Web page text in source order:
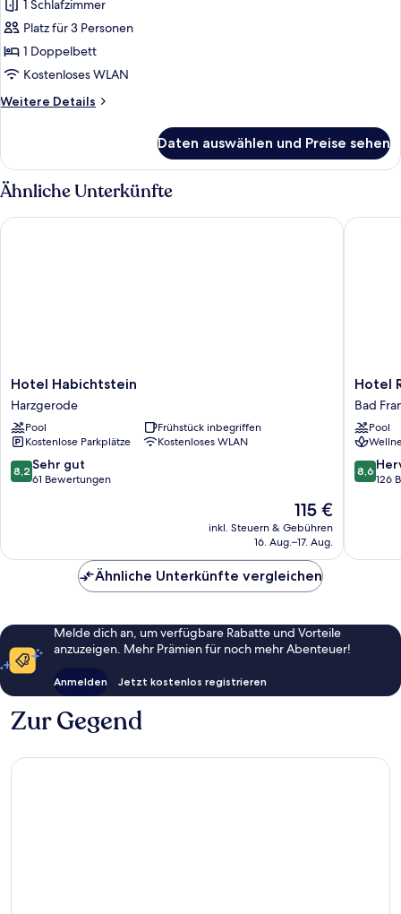
Superior-
Doppelzimmer
(Plus)
anzeigen
1 Schlafzimmer
Platz für 3 Personen
1 Doppelbett
Kostenloses WLAN
Weitere Details
Weitere
Doppelzimmer
(Plus)
Daten auswählen und Preise sehen
Ähnliche Unterkünfte
Hotel
Habichtstein
Harzgerode
Hotel Habichtstein
Harzgerode
Pool
Frühstück inbegriffen
Kostenlose Parkplätze
Kostenloses WLAN
8.2
von
Bewertungen
8,2 Sehr gut
61 Bewertungen
Der
Preis
beträgt
115 €
inkl. Steuern & Gebühren
16. Aug.–17. Aug.
Hotel Habichtstein
Hotel
Bad
Hotel
Bad
Pool
8.6
von
8,6
126
Hotel
Ähnliche Unterkünfte vergleichen
Melde dich an, um verfügbare Rabatte und Vorteile
anzuzeigen. Mehr Prämien für noch mehr Abenteuer!
Anmelden Jetzt kostenlos registrieren
Zur Gegend